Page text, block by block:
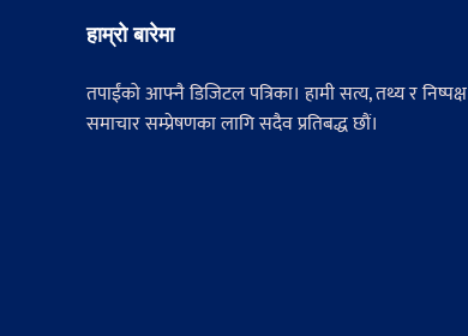
हाम्रो बारेमा
तपाईंको आफ्नै डिजिटल पत्रिका। हामी सत्य, तथ्य र निष्पक्ष
समाचार सम्प्रेषणका लागि सदैव प्रतिबद्ध छौं।